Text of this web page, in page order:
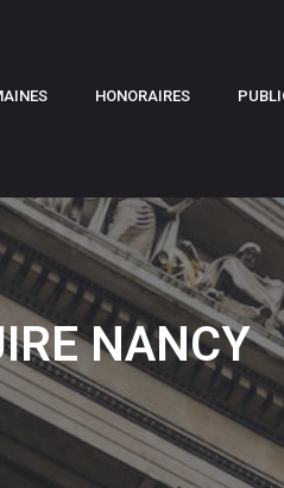
HONORAIRES
NANCY